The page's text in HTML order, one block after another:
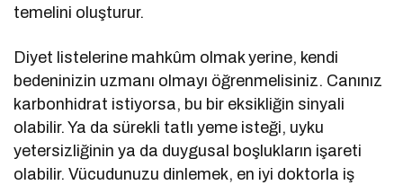
temelini oluşturur.
Diyet listelerine mahkûm olmak yerine, kendi
bedeninizin uzmanı olmayı öğrenmelisiniz. Canınız
karbonhidrat istiyorsa, bu bir eksikliğin sinyali
olabilir. Ya da sürekli tatlı yeme isteği, uyku
yetersizliğinin ya da duygusal boşlukların işareti
olabilir. Vücudunuzu dinlemek, en iyi doktorla iş